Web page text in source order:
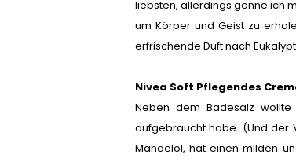
liebsten, allerdings gönne ich
um Körper und Geist zu
erfrischende Duft nach
Nivea Soft Pflegendes
Neben dem Badesalz
aufgebraucht habe. (Und der
Mandelöl, hat einen milden